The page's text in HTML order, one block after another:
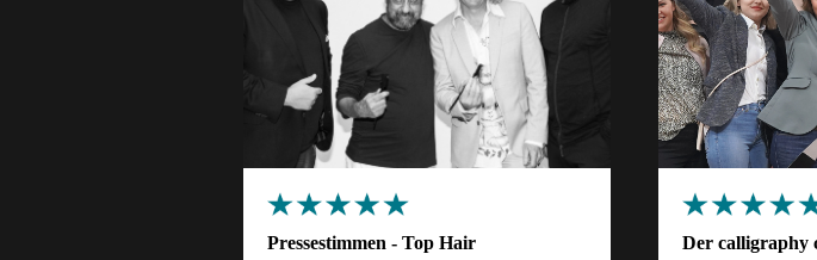
Pressestimmen - Top Hair
Der calligraphy